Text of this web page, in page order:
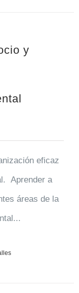
y
eficaz
Aprender a
áreas de la